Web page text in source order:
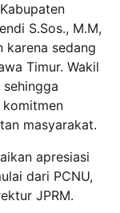
S.Sos., M.M,
karena sedang
Timur. Wakil
komitmen
masyarakat.
apresiasi
dari PCNU,
JPRM.